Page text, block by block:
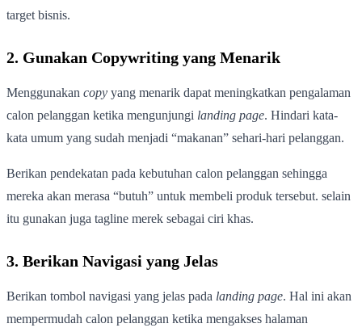
target bisnis.
2. Gunakan Copywriting yang Menarik
Menggunakan copy yang menarik dapat meningkatkan pengalaman
calon pelanggan ketika mengunjungi landing page. Hindari kata-
kata umum yang sudah menjadi “makanan” sehari-hari pelanggan.
Berikan pendekatan pada kebutuhan calon pelanggan sehingga
mereka akan merasa “butuh” untuk membeli produk tersebut. selain
itu gunakan juga tagline merek sebagai ciri khas.
3. Berikan Navigasi yang Jelas
Berikan tombol navigasi yang jelas pada landing page. Hal ini akan
mempermudah calon pelanggan ketika mengakses halaman